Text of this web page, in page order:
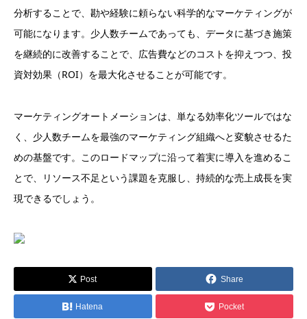
分析することで、勘や経験に頼らない科学的なマーケティングが
可能になります。少人数チームであっても、データに基づき施策
を継続的に改善することで、広告費などのコストを抑えつつ、投
資対効果（ROI）を最大化させることが可能です。
マーケティングオートメーションは、単なる効率化ツールではな
く、少人数チームを最強のマーケティング組織へと変貌させるた
めの基盤です。このロードマップに沿って着実に導入を進めるこ
とで、リソース不足という課題を克服し、持続的な売上成長を実
現できるでしょう。
Post Share
Hatena Pocket